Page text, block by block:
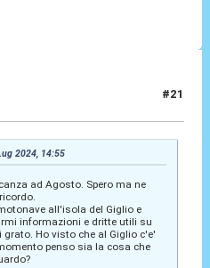
#21
2024, 14:55
ad Agosto. Spero ma ne
all'isola del Giglio e
informazioni e dritte utili su
Ho visto che al Giglio c'e'
penso sia la cosa che